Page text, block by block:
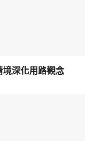
境深化用路觀念